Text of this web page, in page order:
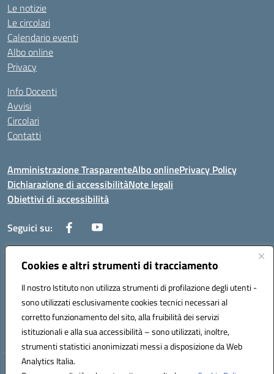
Cookies e altri strumenti di tracciamento
Il nostro Istituto non utilizza strumenti di profilazione degli utenti -
sono utilizzati esclusivamente cookies tecnici necessari al
corretto funzionamento del sito, alla fruibilità dei servizi
istituzionali e alla sua accessibilità – sono utilizzati, inoltre,
strumenti statistici anonimizzati messi a disposizione da Web
Analytics Italia.
Le notizie
Le circolari
Calendario eventi
Albo online
Privacy
Info Docenti
Avvisi
Circolari
Contatti
Amministrazione TrasparenteAlbo onlinePrivacy Policy
Dichiarazione di accessibilitàNote legali
Obiettivi di accessibilità
Seguici su:
Corso Roma, 1 71100 FOGGIA (FG)
Codice meccanografico: FGPM03000E
Mail: FGPM03000E@istruzione.it - PEC:
FGPM03000E@pec.istruzione.it
Codice fiscale: 80002240713
Hosting & Powered by 3D Solution S.r.l.